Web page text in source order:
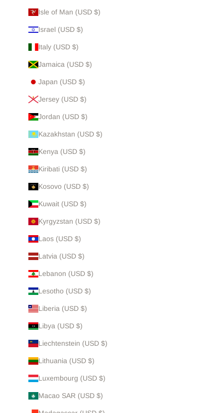
Isle of Man (USD $)
Israel (USD $)
Italy (USD $)
Jamaica (USD $)
Japan (USD $)
Jersey (USD $)
Jordan (USD $)
Kazakhstan (USD $)
Kenya (USD $)
Kiribati (USD $)
Kosovo (USD $)
Kuwait (USD $)
Kyrgyzstan (USD $)
Laos (USD $)
Latvia (USD $)
Lebanon (USD $)
Lesotho (USD $)
Liberia (USD $)
Libya (USD $)
Liechtenstein (USD $)
Lithuania (USD $)
Luxembourg (USD $)
Macao SAR (USD $)